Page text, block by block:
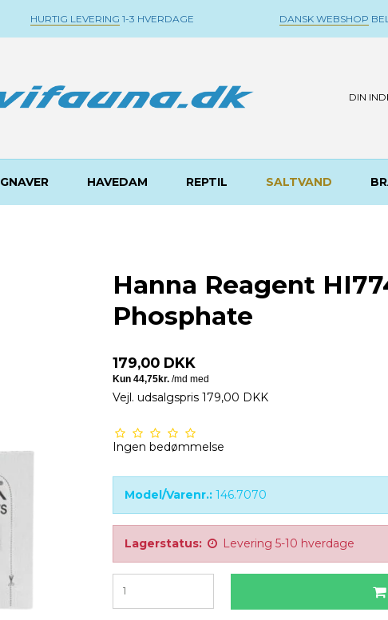
HURTIG LEVERING 1-3 HVERDAGE DANSK WEBSHOP
DIN
GNAVER HAVEDAM REPTIL SALTVAND
Hanna Reagent
Phosphate
179,00 DKK
Vejl. udsalgspris 179,00 DKK
Ingen bedømmelse
Model/Varenr.: 146.7070
Lagerstatus: Levering 5-10 hverdage